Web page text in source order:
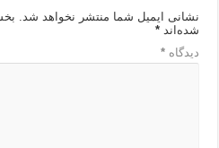
نشانی ایمیل شما منتشر نخواهد شد.
شده‌اند*
دیدگاه*